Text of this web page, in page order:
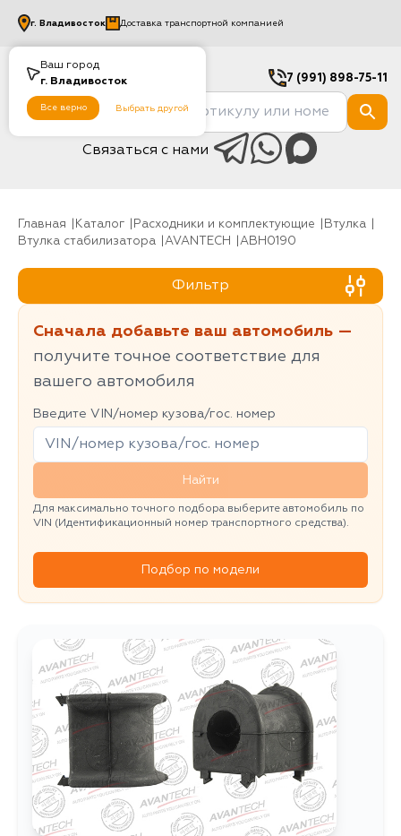
Ваш город
г. Владивосток
Все верно Выбрать другой
г. Владивосток Доставка транспортной компанией
7 (991) 898-75-11
Связаться с нами
Главная Каталог Расходники и комплектующие
Втулка
Втулка стабилизатора
AVANTECH ABH0190
Фильтр
Сначала добавьте ваш автомобиль —
получите точное соответствие для
вашего автомобиля
Введите VIN/номер кузова/гос. номер
Найти
Для максимально точного подбора выберите автомобиль по
VIN (Идентификационный номер транспортного средства).
Подбор по модели